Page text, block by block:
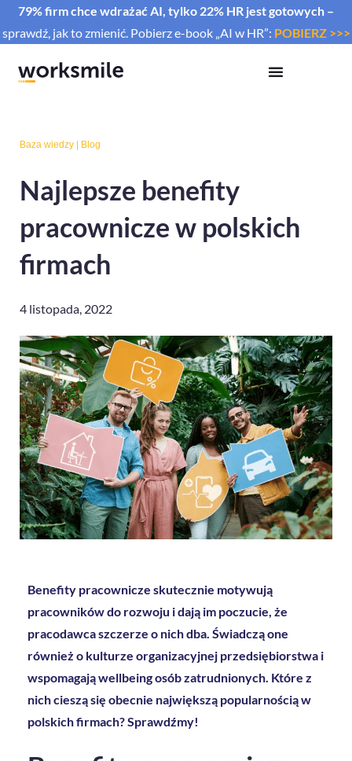
79% firm chce wdrażać AI, tylko 22% HR jest gotowych –
sprawdź, jak to zmienić. Pobierz e-book „AI w HR”: POBIERZ >>>
Baza wiedzy Blog
Najlepsze benefity
pracownicze w polskich
firmach
4 listopada, 2022
Benefity pracownicze skutecznie motywują
pracowników do rozwoju i dają im poczucie, że
pracodawca szczerze o nich dba. Świadczą one
również o kulturze organizacyjnej przedsiębiorstwa i
wspomagają wellbeing osób zatrudnionych. Które z
nich cieszą się obecnie największą popularnością w
polskich firmach? Sprawdźmy!